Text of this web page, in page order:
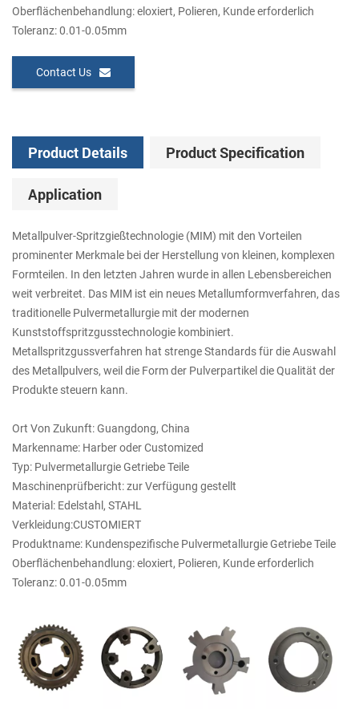
Oberflächenbehandlung: eloxiert, Polieren, Kunde erforderlich
Toleranz: 0.01-0.05mm
Contact Us
Product Details Product Specification
Application
Metallpulver-Spritzgießtechnologie (MIM) mit den Vorteilen
prominenter Merkmale bei der Herstellung von kleinen, komplexen
Formteilen. In den letzten Jahren wurde in allen Lebensbereichen
weit verbreitet. Das MIM ist ein neues Metallumformverfahren, das
traditionelle Pulvermetallurgie mit der modernen
Kunststoffspritzgusstechnologie kombiniert.
Metallspritzgussverfahren hat strenge Standards für die Auswahl
des Metallpulvers, weil die Form der Pulverpartikel die Qualität der
Produkte steuern kann.
Ort Von Zukunft: Guangdong, China
Markenname: Harber oder Customized
Typ: Pulvermetallurgie Getriebe Teile
Maschinenprüfbericht: zur Verfügung gestellt
Material: Edelstahl, STAHL
Verkleidung:CUSTOMIERT
Produktname: Kundenspezifische Pulvermetallurgie Getriebe Teile
Oberflächenbehandlung: eloxiert, Polieren, Kunde erforderlich
Toleranz: 0.01-0.05mm